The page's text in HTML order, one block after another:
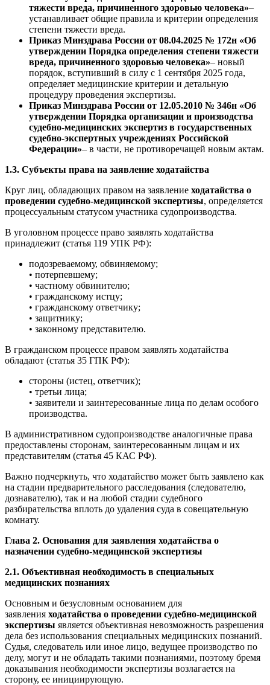
тяжести вреда, причиненного здоровью человека»–
устанавливает общие правила и критерии определения
степени тяжести вреда.
Приказ Минздрава России от 08.04.2025 № 172н «Об
утверждении Порядка определения степени тяжести
вреда, причиненного здоровью человека»– новый
порядок, вступивший в силу с 1 сентября 2025 года,
определяет медицинские критерии и детальную
процедуру проведения экспертизы.
Приказ Минздрава России от 12.05.2010 № 346н «Об
утверждении Порядка организации и производства
судебно-медицинских экспертиз в государственных
судебно-экспертных учреждениях Российской
Федерации»– в части, не противоречащей новым актам.
1.3. Субъекты права на заявление ходатайства
Круг лиц, обладающих правом на заявление ходатайства о
проведении судебно-медицинской экспертизы, определяется
процессуальным статусом участника судопроизводства.
В уголовном процессе право заявлять ходатайства
принадлежит (статья 119 УПК РФ):
подозреваемому, обвиняемому;
• потерпевшему;
• частному обвинителю;
• гражданскому истцу;
• гражданскому ответчику;
• защитнику;
• законному представителю.
В гражданском процессе правом заявлять ходатайства
обладают (статья 35 ГПК РФ):
стороны (истец, ответчик);
• третьи лица;
• заявители и заинтересованные лица по делам особого
производства.
В административном судопроизводстве аналогичные права
предоставлены сторонам, заинтересованным лицам и их
представителям (статья 45 КАС РФ).
Важно подчеркнуть, что ходатайство может быть заявлено как
на стадии предварительного расследования (следователю,
дознавателю), так и на любой стадии судебного
разбирательства вплоть до удаления суда в совещательную
комнату.
Глава 2. Основания для заявления ходатайства о
назначении судебно-медицинской экспертизы
2.1. Объективная необходимость в специальных
медицинских познаниях
Основным и безусловным основанием для
заявления ходатайства о проведении судебно-медицинской
экспертизы является объективная невозможность разрешения
дела без использования специальных медицинских познаний.
Судья, следователь или иное лицо, ведущее производство по
делу, могут и не обладать такими познаниями, поэтому бремя
доказывания необходимости экспертизы возлагается на
сторону, ее инициирующую.